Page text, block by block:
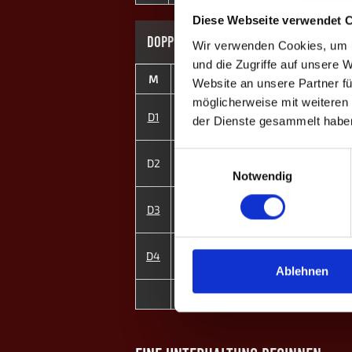
Diese Webseite verwendet
Wir verwenden Cookies,
und die Zugriffe auf unsere
Website an unsere Partner
möglicherweise mit
der Dienste gesammelt
Notwendig
Ablehnen
DOPPEL-MATCHES
M Spieler
D1
Flo Falcke
Alexander Ossenbühl
D2
Michael Kohnen
D3
Pascal Beck
Sophie Högl
D4
Simon Engel
Laura K.
2MP